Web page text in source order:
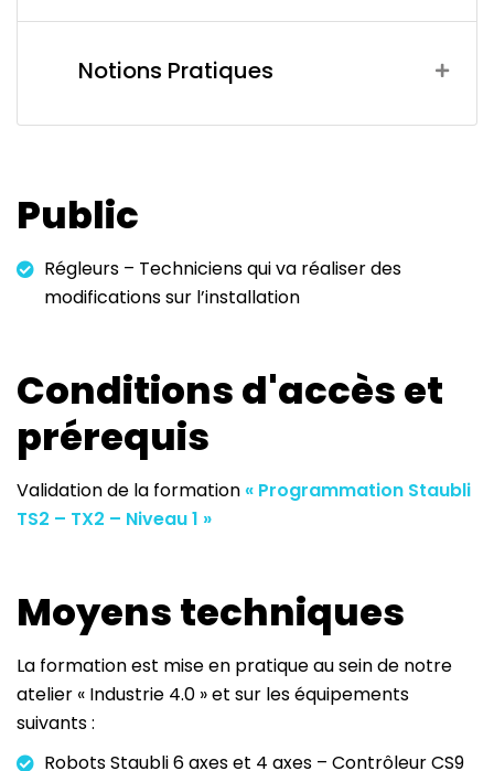
Notions Pratiques
Public
Régleurs – Techniciens qui va réaliser des
modifications sur l’installation
Conditions d'accès et
prérequis
Validation de la formation « Programmation Staubli
TS2 – TX2 – Niveau 1 »
Moyens techniques
La formation est mise en pratique au sein de notre
atelier « Industrie 4.0 » et sur les équipements
suivants :
Robots Staubli 6 axes et 4 axes – Contrôleur CS9